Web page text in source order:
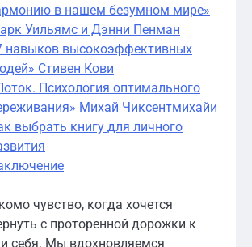
в нашем безумном мире»
Уильямс и Дэнни Пенман
навыков высокоэффективных
Стивен Кови
Психология оптимального
Михай Чиксентмихайи
выбрать книгу для личного
чувство, когда хочется
с проторенной дорожки к
себя. Мы вдохновляемся